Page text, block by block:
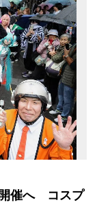
開催へ コスプ